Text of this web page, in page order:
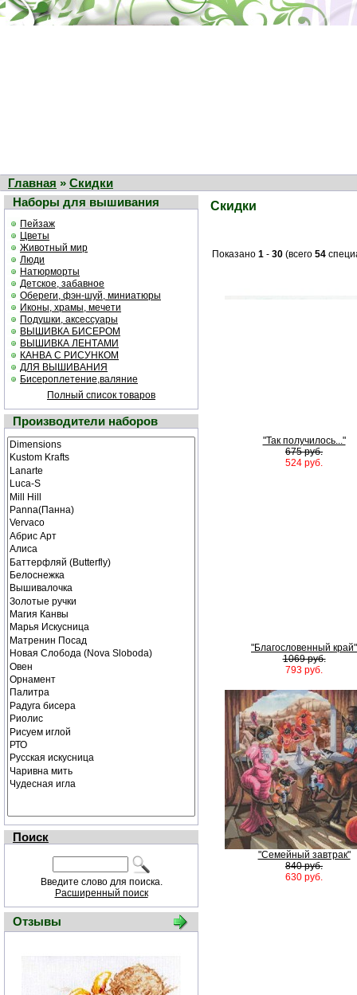
Главная » Скидки
Наборы для вышивания
Пейзаж
Цветы
Животный мир
Люди
Натюрморты
Детское, забавное
Обереги, фэн-шуй, миниатюры
Иконы, храмы, мечети
Подушки, аксессуары
ВЫШИВКА БИСЕРОМ
ВЫШИВКА ЛЕНТАМИ
КАНВА С РИСУНКОМ
ДЛЯ ВЫШИВАНИЯ
Бисероплетение,валяние
Полный список товаров
Производители наборов
Поиск
Введите слово для поиска.
Расширенный поиск
Отзывы
Скидки
Показано 1 - 30 (всего 54
"Так получилось..."
675 руб.
524 руб.
"Благословенный край"
1069 руб.
793 руб.
"Семейный завтрак"
840 руб.
630 руб.